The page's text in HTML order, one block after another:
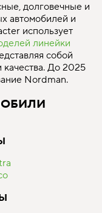
долговечные и
автомобилей и
использует
линейки
собой
До 2025
Nordman.